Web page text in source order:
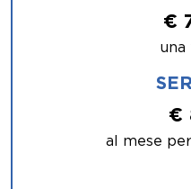
€
una
€
al mese